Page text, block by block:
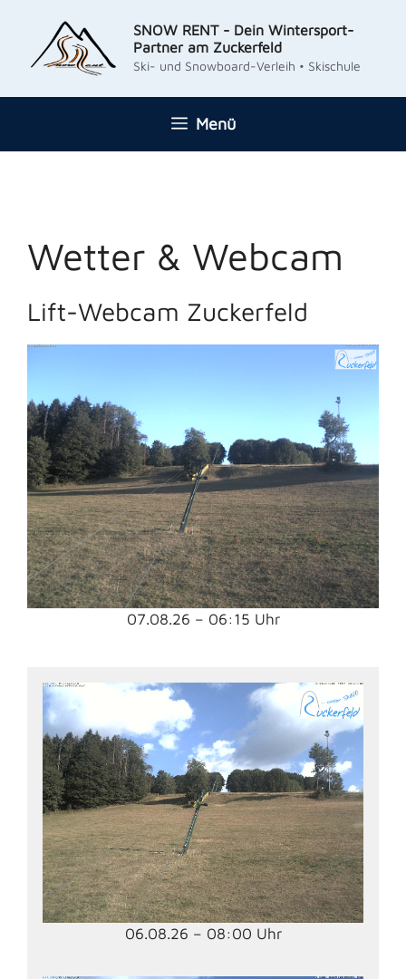
springen
SNOW RENT - Dein Wintersport-
Partner am Zuckerfeld
Ski- und Snowboard-Verleih • Skischule
Menü
Wetter & Webcam
Lift-Webcam Zuckerfeld
07.08.26 – 06:15 Uhr
06.08.26 – 08:00 Uhr